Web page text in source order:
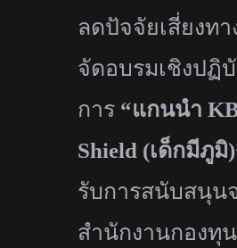
ลดปัจจัยเสี่ยงทา
จัดอบรมเชิงปฏิ
การ “แกนนำK
Shield (เด็กมีภูมิ
รับการสนับสนุน
สำนักงานกองทุน